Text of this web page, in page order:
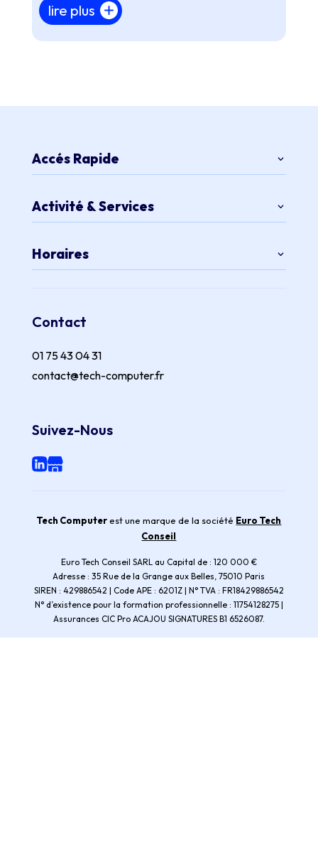
lire plus
Accés Rapide
Activité & Services
Horaires
Contact
01 75 43 04 31
contact@tech-computer.fr
Suivez-Nous
Tech Computerest une marque de la société Euro Tech
Conseil
Euro Tech Conseil SARL au Capital de : 120 000 €
Adresse : 35 Rue de la Grange aux Belles, 75010 Paris
SIREN : 429886542 | Code APE : 6201Z | N° TVA : FR18429886542
N° d’existence pour la formation professionnelle : 11754128275 |
Assurances CIC Pro ACAJOU SIGNATURES B1 6526087.